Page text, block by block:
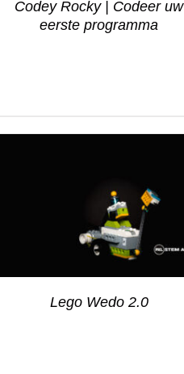
Codey Rocky | Codeer uw
eerste programma
Lego Wedo 2.0